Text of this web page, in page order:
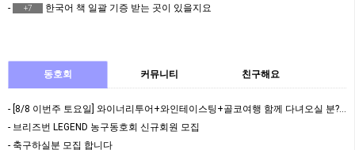
-
+7 한국어 책 일괄 기증 받는 곳이 있을지요
동호회 커뮤니티 친구해요
- 브리즈번 LEGEND 농구동호회 신규회원 모집
- 축구하실분 모집 합니다